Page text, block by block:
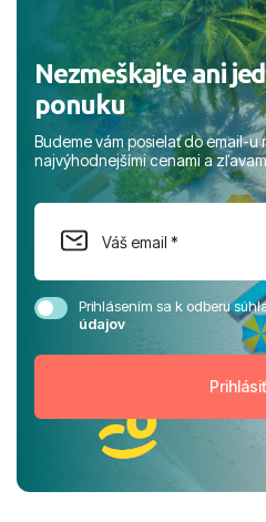
Nezmeškajte ani
ponuku
Budeme vám posielať do email-u
najvýhodnejšími cenami a
Prihlásením sa k odberu
údajov